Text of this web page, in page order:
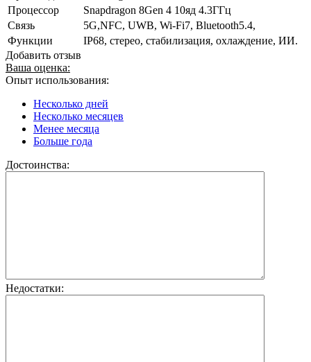
Процессор
Snapdragon 8Gen 4 10яд 4.3ГГц
Связь
5G,NFC, UWB, Wi-Fi7, Bluetooth5.4,
Функции
IP68, стерео, стабилизация, охлаждение, ИИ.
Добавить отзыв
Ваша оценка:
Опыт использования:
Несколько дней
Несколько месяцев
Менее месяца
Больше года
Достоинства:
Недостатки: